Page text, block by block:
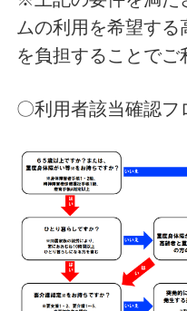
ムの利用を希望す
を負担することでご
〇利用者該当確認フ